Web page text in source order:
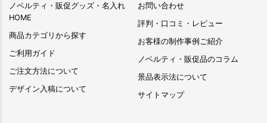
ノベルティ・販促グッズ・名入れ
HOME
商品カテゴリから探す
ご利用ガイド
ご注文方法について
デザイン入稿について
お問い合わせ
評判・口コミ・レビュー
お客様の制作事例ご紹介
ノベルティ・販促品のコラム
景品表示法について
サイトマップ